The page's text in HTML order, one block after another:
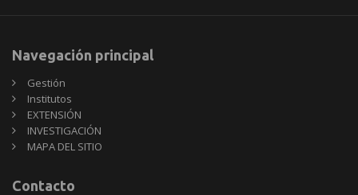
Navegación principal
Gestión
Institutos
EXTENSIÓN
INVESTIGACIÓN
MAPA DEL SITIO
Contacto